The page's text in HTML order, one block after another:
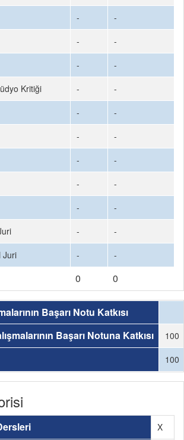
-
-
-
-
-
-
Kritiği
-
-
-
-
-
-
-
-
-
-
-
-
-
-
Juri
- -
0 0
Başarı Notu Katkısı
Başarı Notuna Katkısı
100
100
X